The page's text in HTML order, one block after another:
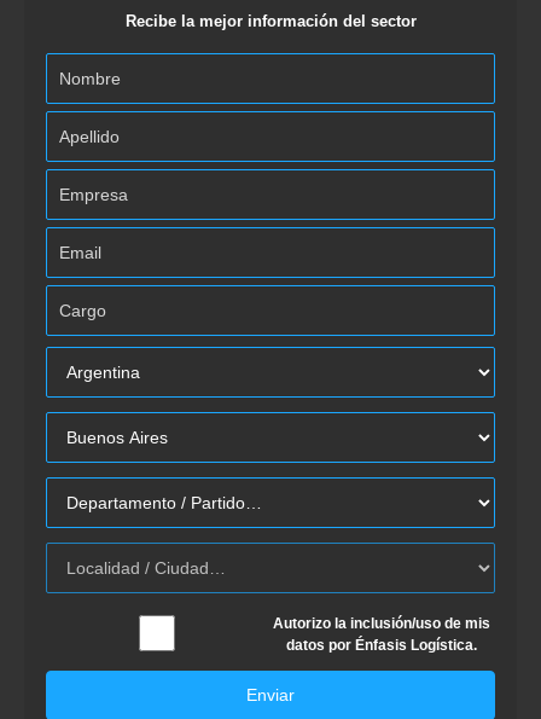
Recibe la mejor información del sector
Autorizo la inclusión/uso de mis
datos por Énfasis Logística.
Enviar